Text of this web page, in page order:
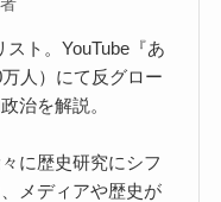
ト。YouTube『あ
人）にて反グロー
治を解説。
に歴史研究にシフ
メディアや歴史が